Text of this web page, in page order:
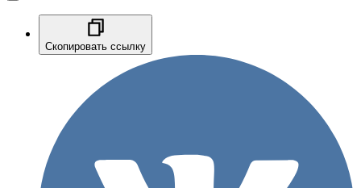
Скопировать ссылку